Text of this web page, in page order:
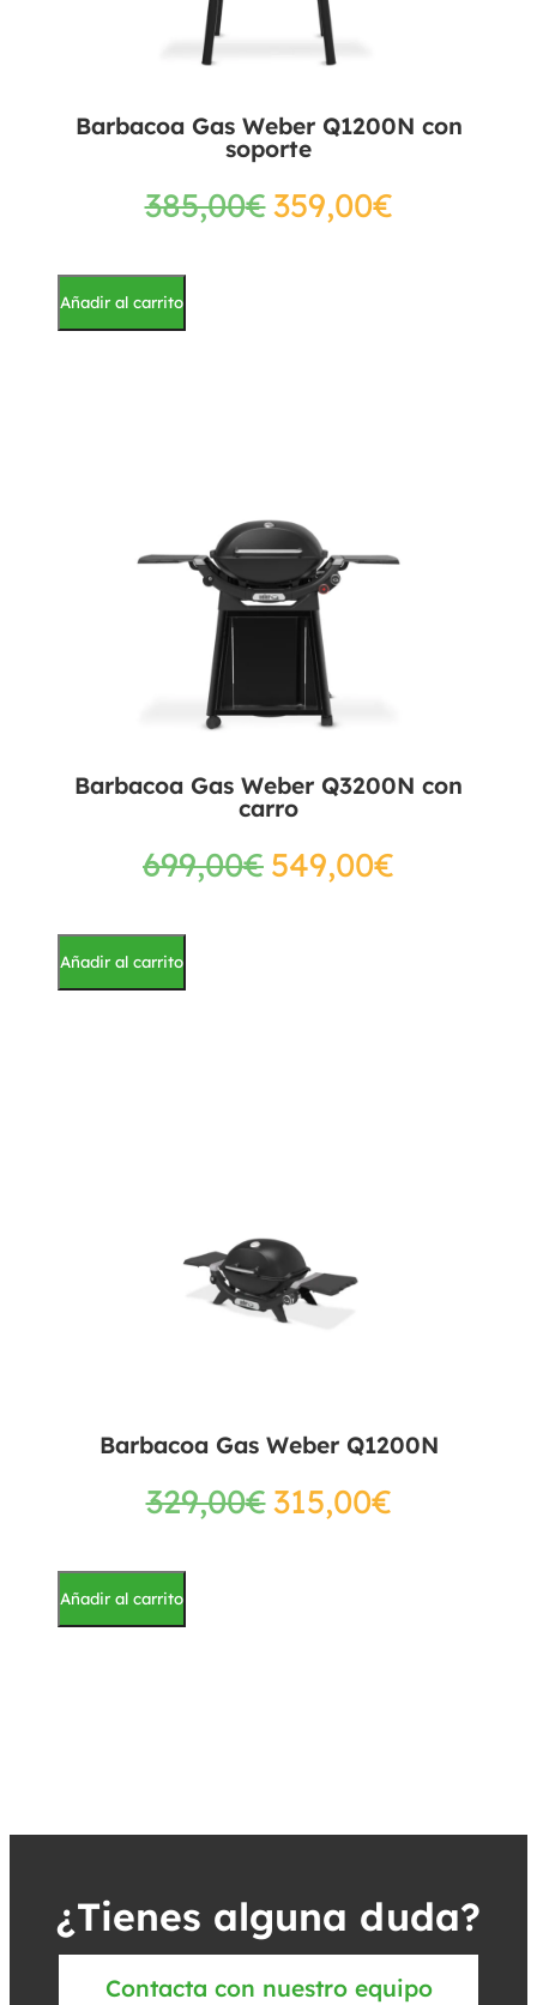
Barbacoa Gas Weber Q1200N con
soporte
385,00€359,00€
Añadir al carrito
Barbacoa Gas Weber Q3200N con
carro
699,00€ 549,00€
Añadir al carrito
Barbacoa Gas Weber Q1200N
329,00€315,00€
Añadir al carrito
¿Tienes alguna duda?
Contacta con nuestro equipo